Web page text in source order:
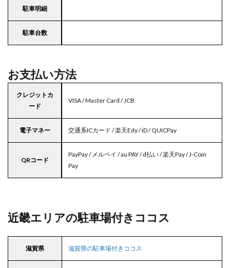
駐車明細
駐車台数
お支払い方法
クレジットカ
ード
VISA / Master Card / JCB
電子マネー 交通系ICカード / 楽天Edy / iD / QUICPay
QRコード
PayPay / メルペイ / au PAY / d払い / 楽天Pay / J-Coin
Pay
近畿エリアの駐車場付きココス
滋賀県 滋賀県の駐車場付きココス